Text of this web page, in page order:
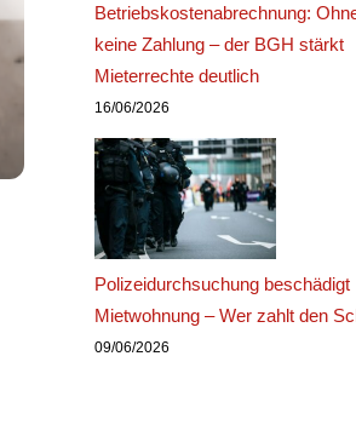
Betriebskostenabrechnung:
keine Zahlung – der BGH stärkt
Mieterrechte deutlich
16/06/2026
Polizeidurchsuchung beschädigt
Mietwohnung – Wer zahlt den
09/06/2026